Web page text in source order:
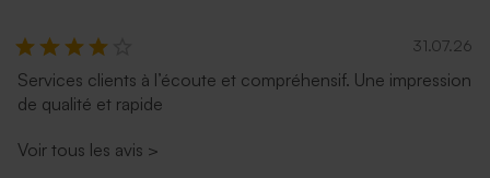
Enveloppe mariage
31.07.26
Services clients à l’écoute et compréhensif. Une impression
de qualité et rapide
Voir tous les avis >